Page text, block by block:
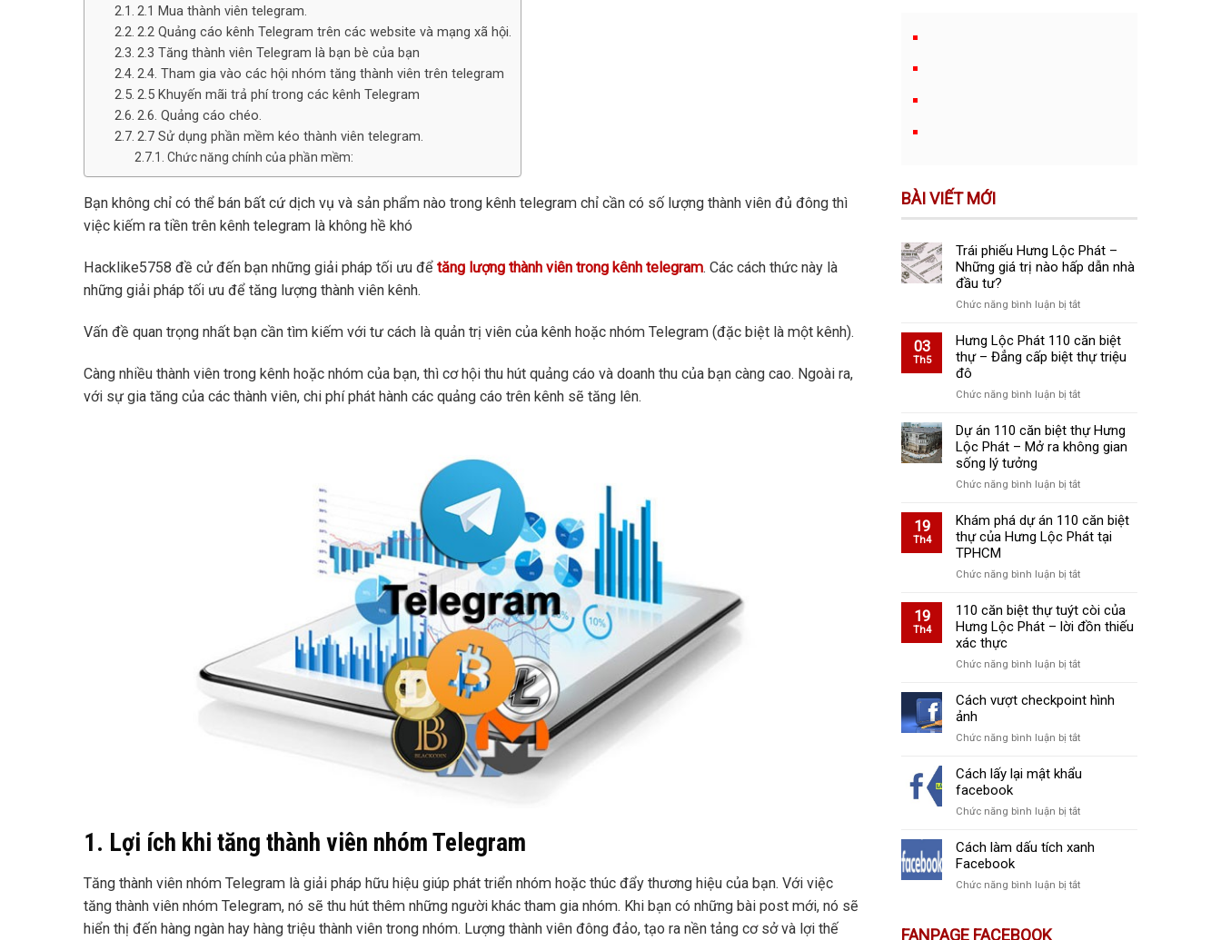
2.1 Mua thành viên telegram.
2.2 Quảng cáo kênh Telegram trên các website và mạng xã hội.
2.3 Tăng thành viên Telegram là bạn bè của bạn
2.4. Tham gia vào các hội nhóm tăng thành viên trên telegram
2.5 Khuyến mãi trả phí trong các kênh Telegram
2.6. Quảng cáo chéo.
2.7 Sử dụng phần mềm kéo thành viên telegram.
Chức năng chính của phần mềm:
Bạn không chỉ có thể bán bất cứ dịch vụ và sản phẩm nào trong kênh telegram chỉ cần có số lượng thành viên đủ đông thì
việc kiếm ra tiền trên kênh telegram là không hề khó
Hacklike5758 đề cử đến bạn những giải pháp tối ưu để tăng lượng thành viên trong kênh telegram. Các cách thức này là
những giải pháp tối ưu để tăng lượng thành viên kênh.
Vấn đề quan trọng nhất bạn cần tìm kiếm với tư cách là quản trị viên của kênh hoặc nhóm Telegram (đặc biệt là một kênh).
Càng nhiều thành viên trong kênh hoặc nhóm của bạn, thì cơ hội thu hút quảng cáo và doanh thu của bạn càng cao. Ngoài ra,
với sự gia tăng của các thành viên, chi phí phát hành các quảng cáo trên kênh sẽ tăng lên.
1. Lợi ích khi tăng thành viên nhóm Telegram
Tăng thành viên nhóm Telegram là giải pháp hữu hiệu giúp phát triển nhóm hoặc thúc đẩy thương hiệu của bạn. Với việc
tăng thành viên nhóm Telegram, nó sẽ thu hút thêm những người khác tham gia nhóm. Khi bạn có những bài post mới, nó sẽ
hiển thị đến hàng ngàn hay hàng triệu thành viên trong nhóm. Lượng thành viên đông đảo, tạo ra nền tảng cơ sở và lợi thế
BÀI VIẾT MỚI
Trái phiếu Hưng Lộc Phát –
Những giá trị nào hấp dẫn nhà
đầu tư?
Chức năng bình luận bị tắtở
phiếu
Hưng
–
giá
trị
hấp
nhà
đầu
03
Th5
Hưng Lộc Phát 110 căn biệt
thự – Đẳng cấp biệt thự triệu
đô
Chức năng bình luận bị tắtở
Lộc
Phát
biệt
–
Đẳng
biệt
triệu
đô
Dự án 110 căn biệt thự Hưng
Lộc Phát – Mở ra không gian
sống lý tưởng
Chức năng bình luận bị tắtở
án
110
thự
Lộc
Phát
Mở
không
lý
19
Th4
Khám phá dự án 110 căn biệt
thự của Hưng Lộc Phát tại
TPHCM
Chức năng bình luận bị tắtở
phá
dự
căn
thự
Hưng
Phát
19
Th4
110 căn biệt thự tuýt còi của
Hưng Lộc Phát – lời đồn thiếu
xác thực
Chức năng bình luận bị tắtở
căn
tuýt
của
Lộc
–
thiếu
Cách vượt checkpoint hình
ảnh
Chức năng bình luận bị tắtở
vượt
ảnh
Cách lấy lại mật khẩu
facebook
Chức năng bình luận bị tắtở
lấy
khẩu
Cách làm dấu tích xanh
Facebook
Chức năng bình luận bị tắtở
FANPAGE FACEBOOK